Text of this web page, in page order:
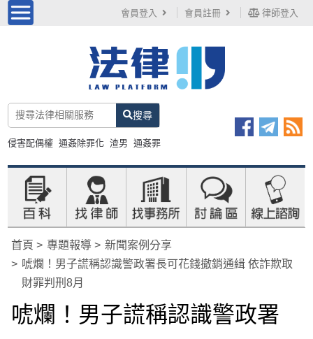
會員登入 會員註冊 律師登入
搜尋
侵害配偶權 通姦除罪化 渣男 通姦罪
首頁 專題報導
新聞案例分享
唬爛！男子謊稱認識警政署長可花錢撤銷通緝 依詐欺取
財罪判刑8月
唬爛！男子謊稱認識警政署